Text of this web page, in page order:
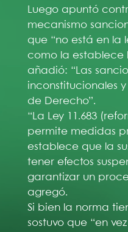
Luego apuntó
mecanismo
que “no está en la
como la establece
añadió: “Las
inconstitucionales
de Derecho”.
“La Ley 11.683
permite medidas
establece que la
tener efectos
garantizar un
agregó.
Si bien la norma
sostuvo que “en